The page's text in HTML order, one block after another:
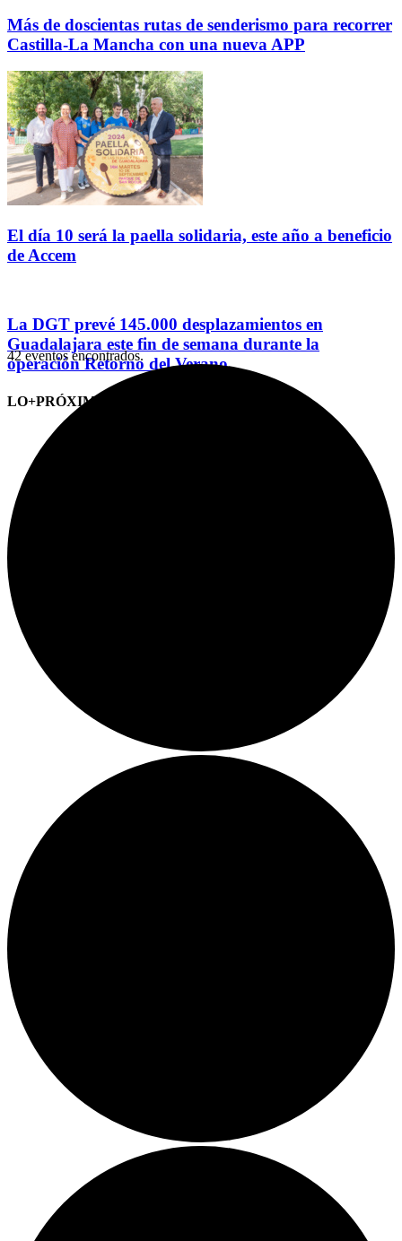
Más de doscientas rutas de senderismo para recorrer
Castilla-La Mancha con una nueva APP
El día 10 será la paella solidaria, este año a beneficio
de Accem
La DGT prevé 145.000 desplazamientos en
Guadalajara este fin de semana durante la
operación Retorno del Verano
LO+PRÓXIMO (CITAS)
42 eventos encontrados.